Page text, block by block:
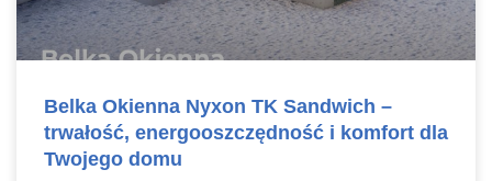
Belka Okienna Nyxon TK Sandwich –
trwałość, energooszczędność i komfort dla
Twojego domu